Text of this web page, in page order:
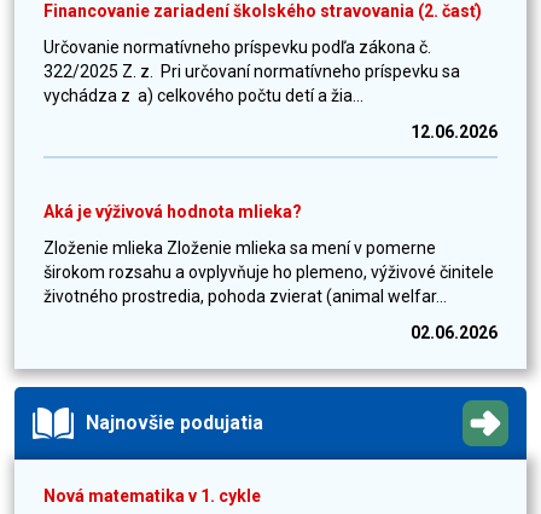
Financovanie zariadení školského stravovania (2. časť)
Určovanie normatívneho príspevku podľa zákona č.
322/2025 Z. z. Pri určovaní normatívneho príspevku sa
vychádza z a) celkového počtu detí a žia...
12.06.2026
Aká je výživová hodnota mlieka?
Zloženie mlieka Zloženie mlieka sa mení v pomerne
širokom rozsahu a ovplyvňuje ho plemeno, výživové činitele
životného prostredia, pohoda zvierat (animal welfar...
02.06.2026
Najnovšie podujatia
Nová matematika v 1. cykle